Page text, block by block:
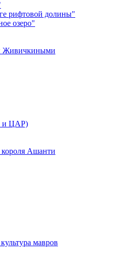
рифтовой долины"
озеро"
Живичкиными
и ЦАР)
Ашанти
мавров